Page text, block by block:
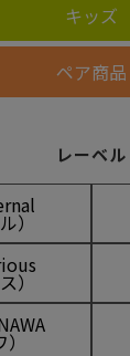
キッズ
ペア商品
レーベル
）
）